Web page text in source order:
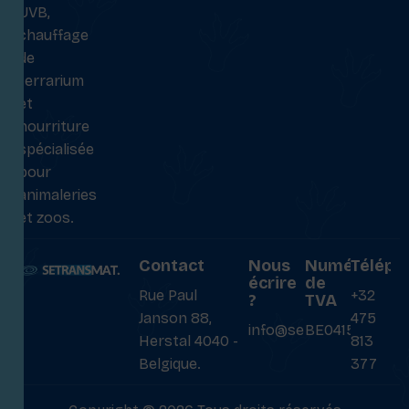
UVB,
chauffage
de
terrarium
et
nourriture
spécialisée
pour
animaleries
et zoos.
Contact
Rue Paul
Janson 88,
Herstal 4040 -
Belgique.
Nous
écrire
?
info@setransmat.com
Numéro
de
TVA
BE0415027069
+32
475
813
377